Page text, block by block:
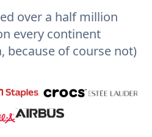
over a half million
every continent
because of course not)